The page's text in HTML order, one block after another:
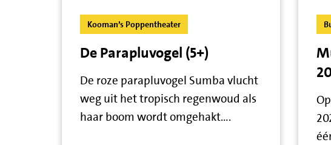
Kooman’s Poppentheater
De Parapluvogel (5+)
De roze parapluvogel Sumba vlucht
weg uit het tropisch regenwoud als
haar boom wordt omgehakt….